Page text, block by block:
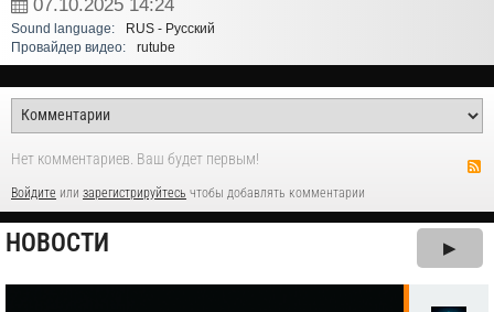
07.10.2025 14:24
Sound language:
RUS - Русский
Провайдер видео:
rutube
Нет комментариев. Ваш будет первым!
Войдите или зарегистрируйтесь чтобы добавлять комментарии
НОВОСТИ ▶